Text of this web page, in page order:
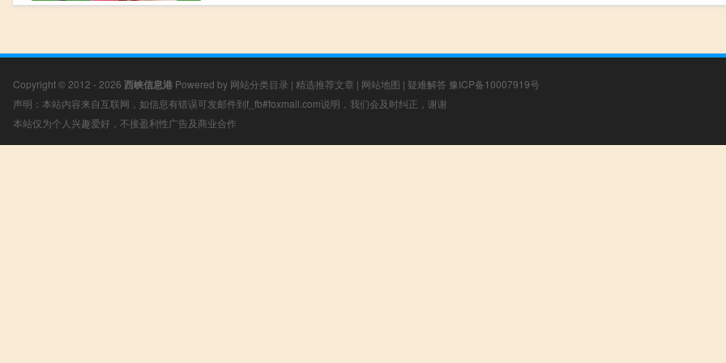
Copyright © 2012 - 2026 西峡信息港 Powered by 网站分类目录 | 精选推荐文章 | 网站地图 | 疑难解答 豫ICP备10007919号
声明：本站内容来自互联网，如信息有错误可发邮件到f_fb#foxmail.com说明，我们会及时纠正，谢谢
本站仅为个人兴趣爱好，不接盈利性广告及商业合作